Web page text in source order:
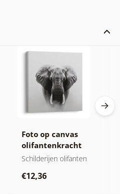
Foto op canvas
olifantenkracht
en rust
Schilderijen olifanten
€12,36